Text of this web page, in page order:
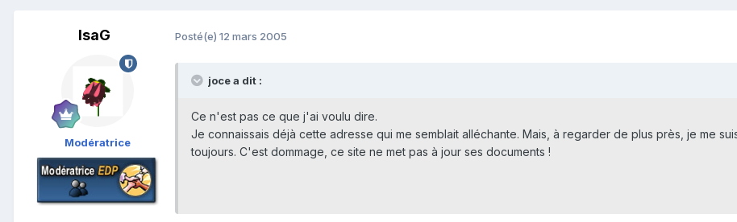
IsaG
Modératrice
Posté(e) 12 mars 2005
joce a dit :
Ce n'est pas ce que j'ai voulu dire.
Je connaissais déjà cette adresse qui me semblait alléchante. Mais, à regarder de plus près, je me
toujours. C'est dommage, ce site ne met pas à jour ses documents !